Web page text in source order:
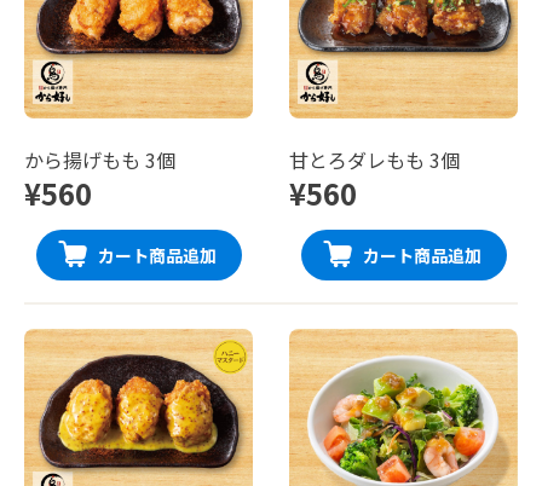
から揚げもも 3個
¥560
カート商品追加
甘とろダレもも 3個
¥560
カート商品追加